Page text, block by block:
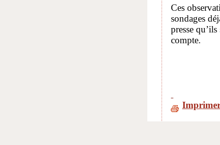
Ces
sondages
presse
compte.